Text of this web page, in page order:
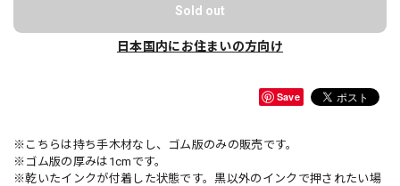
Sold out
日本国内にお住まいの方向け
Save
※こちらは持ち手木材なし、ゴム版のみの販売です。
※ゴム版の厚みは1cmです。
※乾いたインクが付着した状態です。黒以外のインクで押されたい場